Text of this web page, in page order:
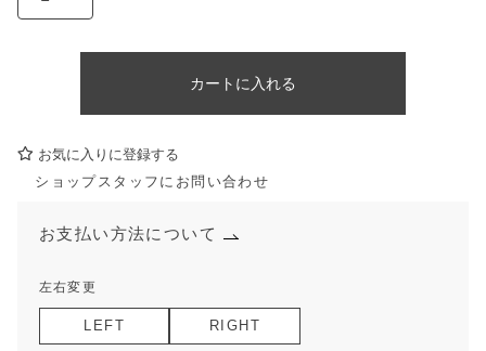
お気に入りに登録する
カートに入れる
ショップスタッフにお問い合わせ
左右変更
LEFT RIGHT
お支払い方法について